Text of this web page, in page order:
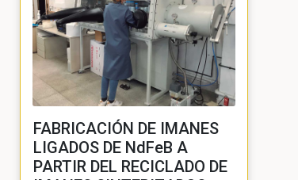
FABRICACIÓN DE IMANES
LIGADOS DE NdFeB A
PARTIR DEL RECICLADO DE